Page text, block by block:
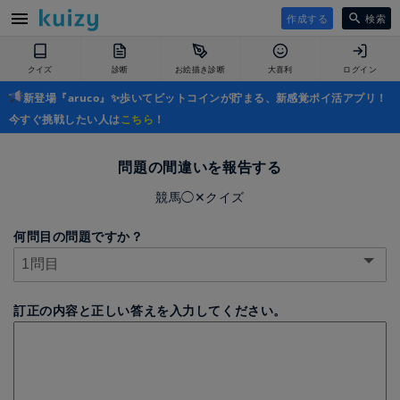
作成する 検索
クイズ 診断 お絵描き診断 大喜利 ログイン
新登場『aruco』✨歩いてビットコインが貯まる、新感覚ポイ活アプリ！
今すぐ挑戦したい人はこちら ！
問題の間違いを報告する
競馬◯✕クイズ
何問目の問題ですか？
訂正の内容と正しい答えを入力してください。